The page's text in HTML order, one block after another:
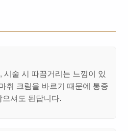
시술 시 따끔거리는 느낌이 있
취 크림을 바르기 때문에 통증
셔도 된답니다.